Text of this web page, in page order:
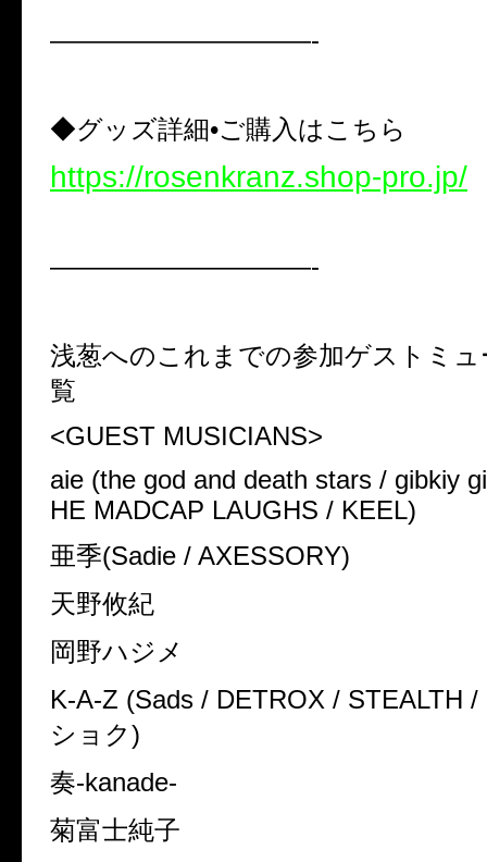
——————————-
◆グッズ詳細•ご購入はこちら
https://rosenkranz.shop-pro.jp/
——————————-
浅葱へのこれまでの参加ゲストミ
覧
<GUEST MUSICIANS>
aie (the god and death stars / gibkiy
HE MADCAP LAUGHS / KEEL)
亜季(Sadie / AXESSORY)
天野攸紀
岡野ハジメ
K-A-Z (Sads / DETROX / STEALTH
ショク)
奏-kanade-
菊富士純子